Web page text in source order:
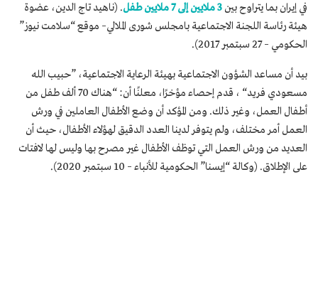
في إيران بما يتراوح بين 3 ملايين إلى 7 ملايين طفل
. (ناهيد تاج الدين، عضوة
هيئة رئاسة اللجنة الاجتماعية بامجلس شورى الملالي– موقع “سلامت نيوز”
الحكومي – 27 سبتمبر 2017).
بيد أن مساعد الشؤون الاجتماعية بهيئة الرعاية الاجتماعية، ”حبيب الله
مسعودي فريد“ ، قدم إحصاء مؤخرًا، معلنًا أن: “هناك 70 ألف طفل من
أطفال العمل، وغير ذلك. ومن المؤكد أن وضع الأطفال العاملين في ورش
العمل أمر مختلف، ولم يتوفر لدينا العدد الدقيق لهؤلاء الأطفال، حيث أن
العديد من ورش العمل التي توظف الأطفال غير مصرح بها وليس لها لافتات
على الإطلاق. (وكالة “إيسنا” الحكومية للأنباء – 10 سبتمبر 2020).